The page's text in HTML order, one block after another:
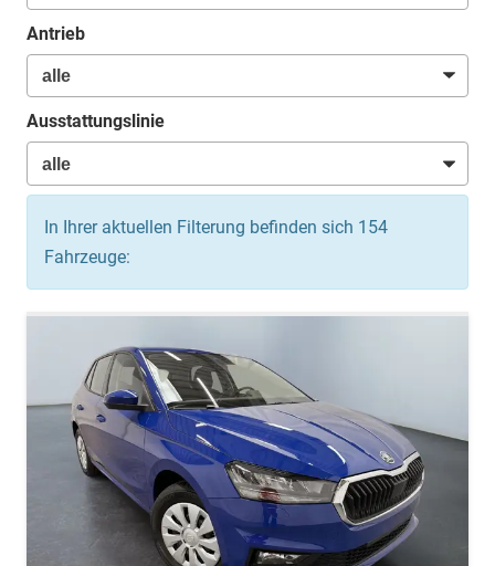
Antrieb
Ausstattungslinie
In Ihrer aktuellen Filterung befinden sich 154
Fahrzeuge: